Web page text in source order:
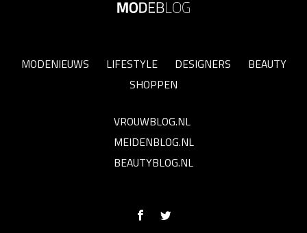
MODENIEUWS LIFESTYLE DESIGNERS
BEAUTY
SHOPPEN
VROUWBLOG.NL
MEIDENBLOG.NL
BEAUTYBLOG.NL